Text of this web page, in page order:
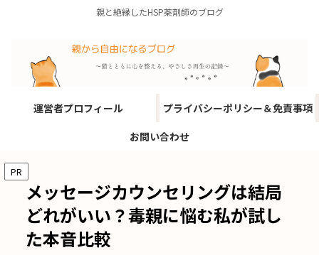
親と絶縁したHSP薬剤師のブログ
運営者プロフィール
プライバシーポリシー＆免責事項
お問い合わせ
PR
メッセージカウンセリングは結局
どれがいい？毒親に悩む私が試し
た本音比較